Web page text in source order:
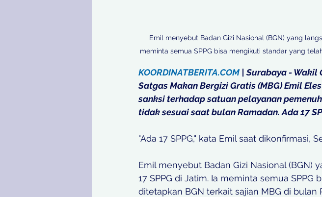
Emil menyebut Badan Gizi Nasional (BGN) yang
meminta semua SPPG bisa mengikuti standar yang
KOORDINATBERITA.COM | Surabaya -
Satgas Makan Bergizi Gratis (MBG) Emil
sanksi terhadap satuan pelayanan
tidak sesuai saat bulan Ramadan. Ada 17
"Ada 17 SPPG," kata Emil saat dikonfirmasi,
Emil menyebut Badan Gizi Nasional (BGN)
17 SPPG di Jatim. Ia meminta semua
ditetapkan BGN terkait sajian MBG di bulan